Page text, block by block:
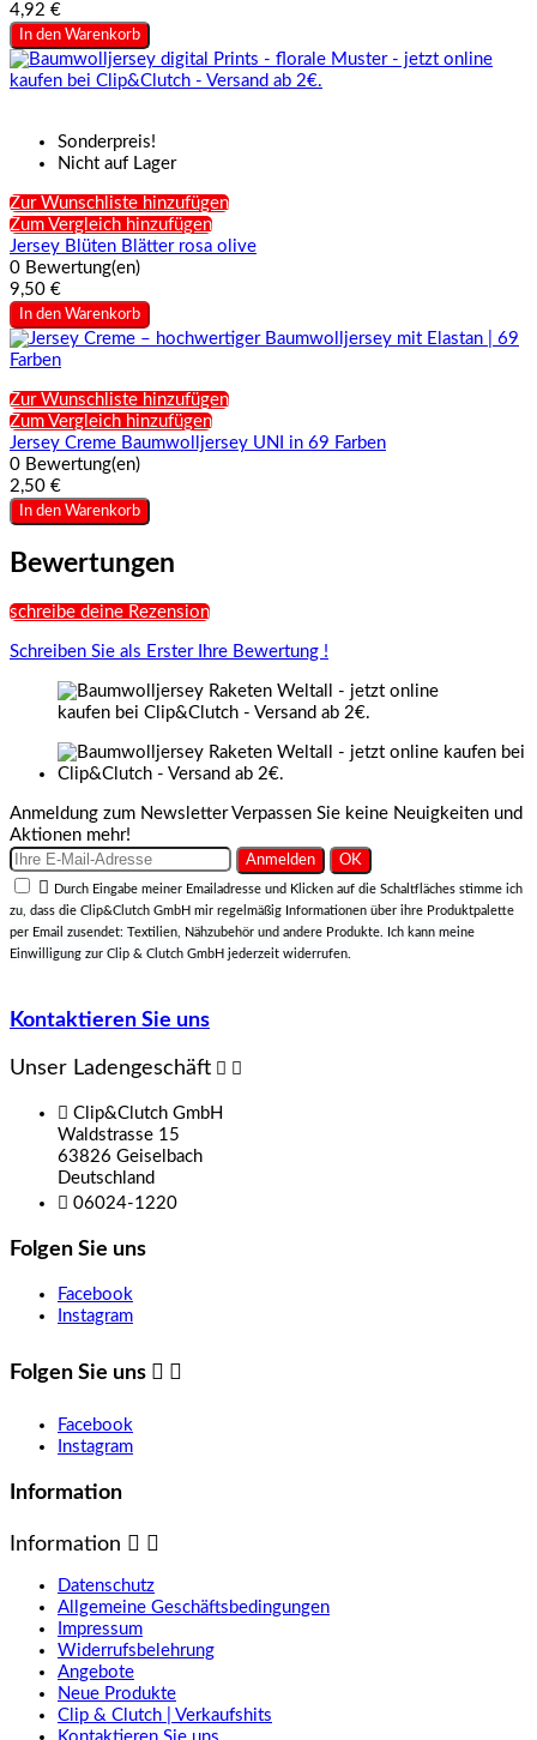
4,92 €
In den Warenkorb
Sonderpreis!
Nicht auf Lager
Zur Wunschliste hinzufügen
Zum Vergleich hinzufügen
Jersey Blüten Blätter rosa olive
0 Bewertung(en)
9,50 €
In den Warenkorb
Zur Wunschliste hinzufügen
Zum Vergleich hinzufügen
Jersey Creme Baumwolljersey UNI in 69 Farben
0 Bewertung(en)
2,50 €
In den Warenkorb
Bewertungen
schreibe deine Rezension
Schreiben Sie als Erster Ihre Bewertung !
Anmeldung zum Newsletter Verpassen Sie keine Neuigkeiten und
Aktionen mehr!

Durch Eingabe meiner Emailadresse und Klicken auf die Schaltfläches stimme ich
zu, dass die Clip&Clutch GmbH mir regelmäßig Informationen über ihre Produktpalette
per Email zusendet: Textilien, Nähzubehör und andere Produkte. Ich kann meine
Einwilligung zur Clip & Clutch GmbH jederzeit widerrufen.
Kontaktieren Sie uns
Unser Ladengeschäft  
 Clip&Clutch GmbH
Waldstrasse 15
63826 Geiselbach
Deutschland
 06024-1220
Folgen Sie uns
Facebook
Instagram
Folgen Sie uns  
Facebook
Instagram
Information
Information  
Datenschutz
Allgemeine Geschäftsbedingungen
Impressum
Widerrufsbelehrung
Angebote
Neue Produkte
Clip & Clutch | Verkaufshits